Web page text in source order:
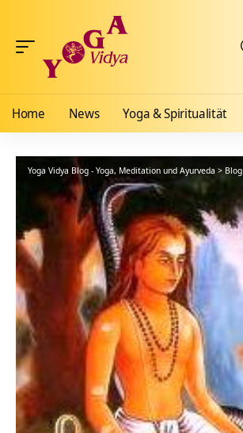
Home News Yoga & Spiritualität
Yoga Vidya Blog - Yoga, Meditation und Ayurveda > Blog